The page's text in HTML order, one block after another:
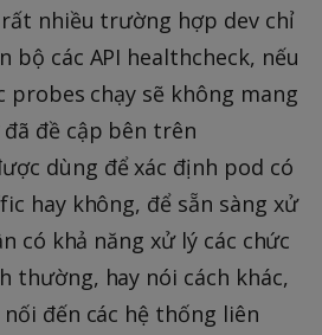
nhiều trường hợp dev chỉ
bộ các API healthcheck, nếu
probes chạy sẽ không mang
đề cập bên trên
dùng để xác định pod có
hay không, để sẵn sàng xử
có khả năng xử lý các chức
thường, hay nói cách khác,
đến các hệ thống liên